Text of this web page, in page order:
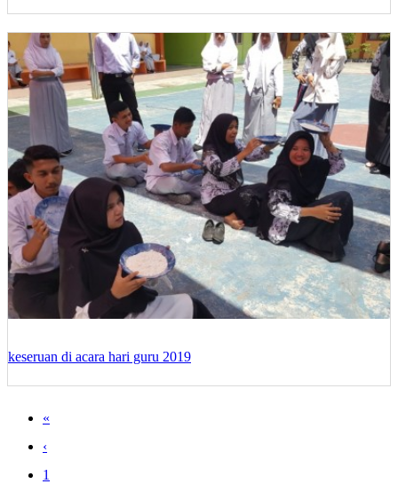
keseruan di acara hari guru 2019
«
‹
1